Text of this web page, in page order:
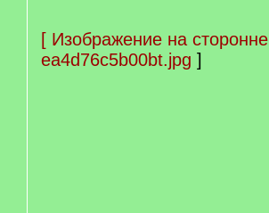
[ Изображение на
ea4d76c5b00bt.jpg ]